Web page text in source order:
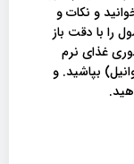
و نکات و
را با دقت باز
غذای نرم
بپاشید. و